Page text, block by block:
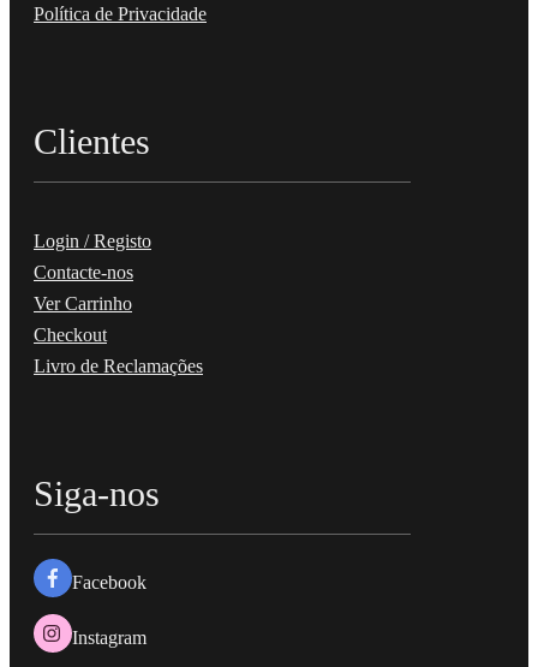
Política de Privacidade
Clientes
Login / Registo
Contacte-nos
Ver Carrinho
Checkout
Livro de Reclamações
Siga-nos
Facebook
Instagram